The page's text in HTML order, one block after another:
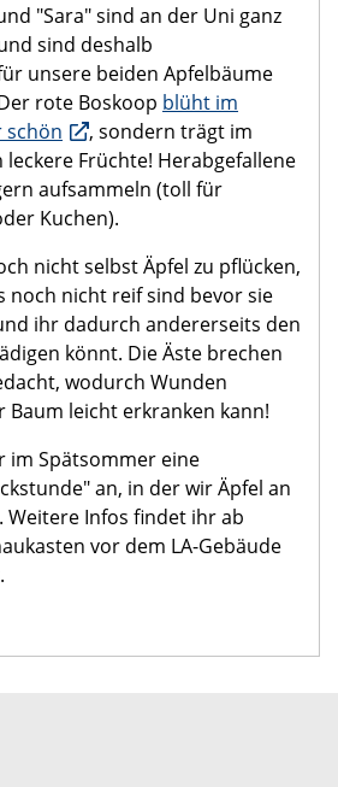
"Sara" sind an der Uni ganz
sind deshalb
unsere beiden Apfelbäume
rote Boskoop blüht im
schön
, sondern trägt im
Früchte! Herabgefallene
aufsammeln (toll für
Kuchen).
nicht selbst Äpfel zu pflücken,
noch nicht reif sind bevor sie
ihr dadurch andererseits den
könnt. Die Äste brechen
wodurch Wunden
Baum leicht erkranken kann!
im Spätsommer eine
an, in der wir Äpfel an
Weitere Infos findet ihr ab
vor dem LA-Gebäude